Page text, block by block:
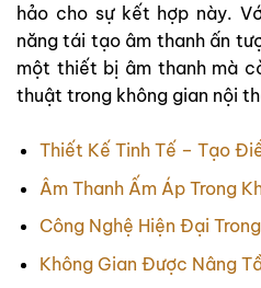
hảo cho sự kết hợp này.
năng tái tạo âm thanh ấn
một thiết bị âm thanh mà
thuật trong không gian nội
Thiết Kế Tinh Tế – Tạo
Âm Thanh Ấm Áp Trong
Công Nghệ Hiện Đại
Không Gian Được Nâng